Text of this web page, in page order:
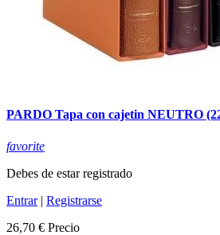
PARDO Tapa con cajetin NEUTRO
favorite
Debes de estar registrado
Entrar| Registrarse
26,70 € Precio